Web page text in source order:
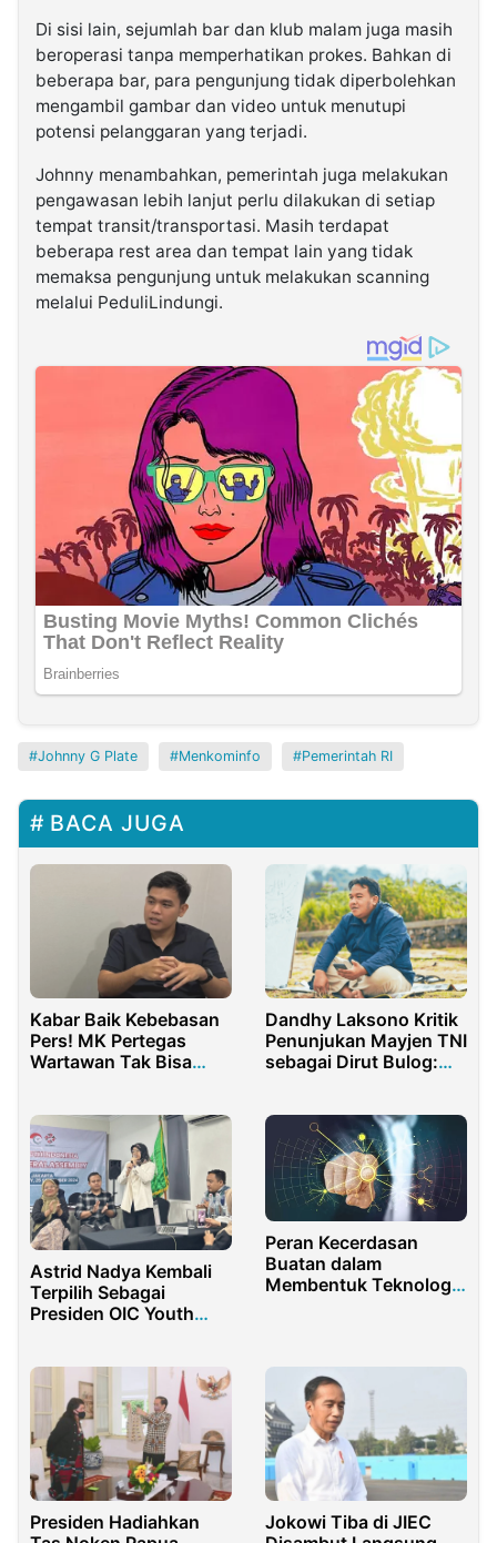
Di sisi lain, sejumlah bar dan klub malam juga masih
beroperasi tanpa memperhatikan prokes. Bahkan di
beberapa bar, para pengunjung tidak diperbolehkan
mengambil gambar dan video untuk menutupi
potensi pelanggaran yang terjadi.
Johnny menambahkan, pemerintah juga melakukan
pengawasan lebih lanjut perlu dilakukan di setiap
tempat transit/transportasi. Masih terdapat
beberapa rest area dan tempat lain yang tidak
memaksa pengunjung untuk melakukan scanning
melalui PeduliLindungi.
Johnny G Plate Menkominfo Pemerintah RI
BACA JUGA
Kabar Baik Kebebasan
Pers! MK Pertegas
Wartawan Tak Bisa
Tuntas
Dandhy Laksono Kritik
Penunjukan Mayjen TNI
sebagai Dirut Bulog:
Astrid Nadya Kembali
Terpilih Sebagai
Presiden OIC Youth
Peran Kecerdasan
Buatan dalam
Membentuk Teknologi
Presiden Hadiahkan
Jokowi Tiba di JIEC